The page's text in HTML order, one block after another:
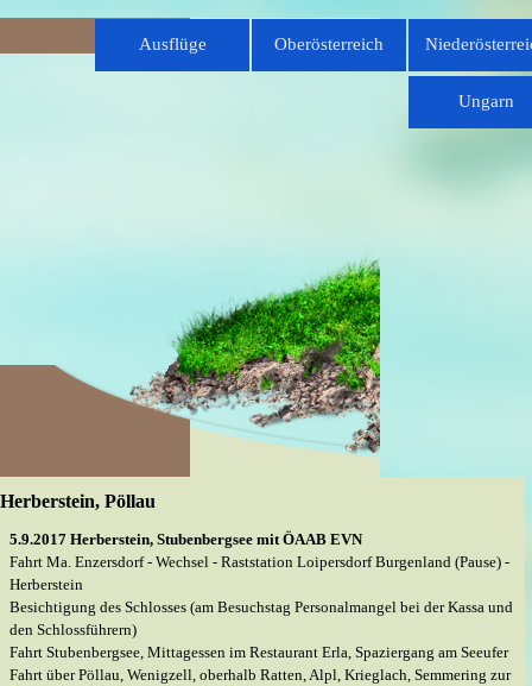
Ausflüge Oberösterreich ▼
Ungarn
Herberstein, Pöllau
5.9.2017 Herberstein, Stubenbergsee mit ÖAAB EVN
Fahrt Ma. Enzersdorf - Wechsel - Raststation Loipersdorf Burgenland (Pause) -
Herberstein
Besichtigung des Schlosses (am Besuchstag Personalmangel bei der Kassa und
den Schlossführern)
Fahrt Stubenbergsee, Mittagessen im Restaurant Erla, Spaziergang am Seeufer
Fahrt über Pöllau, Wenigzell, oberhalb Ratten, Alpl, Krieglach, Semmering zur